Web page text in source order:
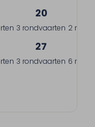
20
3 rondvaarten 2
27
3 rondvaarten 6